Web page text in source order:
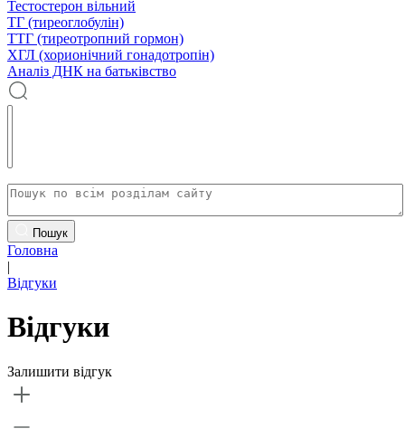
Тестостерон вільний
ТГ (тиреоглобулін)
ТТГ (тиреотропний гормон)
ХГЛ (хорионічний гонадотропін)
Аналіз ДНК на батьківство
Пошук
Головна
|
Відгуки
Відгуки
Залишити відгук